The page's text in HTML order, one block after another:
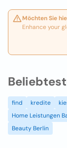
Möchten Sie
Enhance your
find kredite
Home Leistungen
Beauty Berlin